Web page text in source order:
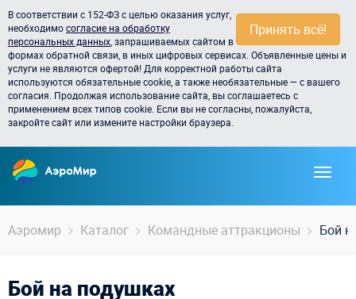
Принять всё!
В соответствии с 152-ФЗ с целью оказания услуг,
необходимосогласие на обработку
персональных данных , запрашиваемых сайтом в
формах обратной связи, в иных цифровых сервисах. Объявленные цены и
услуги не являются офертой! Для корректной работы сайта
используются обязательные cookie, а также необязательные — с вашего
согласия. Продолжая использование сайта, вы соглашаетесь с
применением всех типов cookie. Если вы не согласны, пожалуйста,
закройте сайт или измените настройки браузера.
Аэромир Каталог Командные аттракционы Бой
Бой на подушках